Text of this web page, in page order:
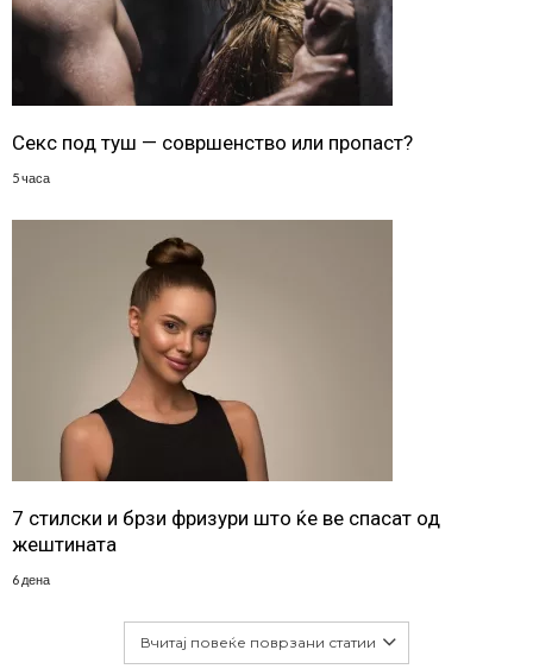
Секс под туш — совршенство или пропаст?
5 часа
7 стилски и брзи фризури што ќе ве спасат од
жештината
6 дена
Вчитај повеќе поврзани статии